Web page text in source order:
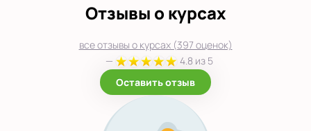
Отзывы о курсах
все отзывы о курсах (397 оценок)
—
4.8 из 5
Оставить отзыв